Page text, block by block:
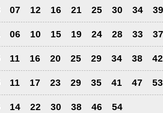
07 12 16 21 25 30 34 39
06 10 15 19 24 28 33 37
11 16 20 25 29 34 38 42
11 17 23 29 35 41 47 53
14 22 30 38 46 54